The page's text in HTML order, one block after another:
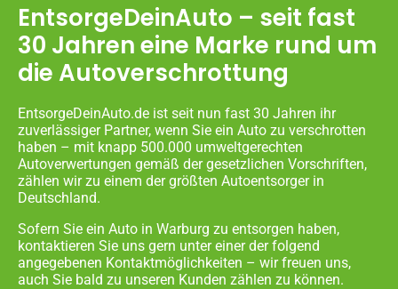
EntsorgeDeinAuto – seit fast
30 Jahren eine Marke rund um
die Autoverschrottung
EntsorgeDeinAuto.de ist seit nun fast 30 Jahren ihr
zuverlässiger Partner, wenn Sie ein Auto zu verschrotten
haben – mit knapp 500.000 umweltgerechten
Autoverwertungen gemäß der gesetzlichen Vorschriften,
zählen wir zu einem der größten Autoentsorger in
Deutschland.
Sofern Sie ein Auto in Warburg zu entsorgen haben,
kontaktieren Sie uns gern unter einer der folgend
angegebenen Kontaktmöglichkeiten – wir freuen uns,
auch Sie bald zu unseren Kunden zählen zu können.